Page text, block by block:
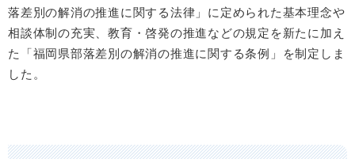
落差別の解消の推進に関する法律」に定められた基本理念や
相談体制の充実、教育・啓発の推進などの規定を新たに加え
た「福岡県部落差別の解消の推進に関する条例」を制定しま
した。